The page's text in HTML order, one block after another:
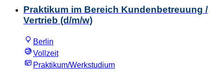
Praktikum im Bereich Kundenbetreuung /
Vertrieb (d/m/w)
Berlin
Vollzeit
Praktikum/Werkstudium